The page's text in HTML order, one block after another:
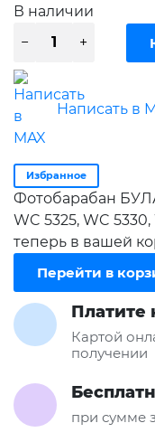
В наличии
Написать в
Избранное
Фотобарабан
WC 5325, WC
теперь в вашей
Перейти в
Платите
Картой
получении
при сумме